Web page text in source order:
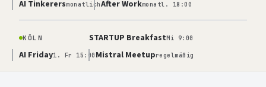
AI TinkerersmonatlichAfter Workmonatl. 18:00
KÖLN STARTUP BreakfastMi 9:00
AI Friday1. Fr 15:00 Mistral Meetupregelmäßig